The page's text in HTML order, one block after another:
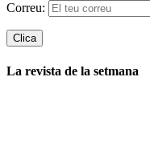
Correu:
La revista de la setmana